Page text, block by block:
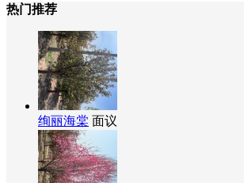
热门推荐
绚丽海棠 面议